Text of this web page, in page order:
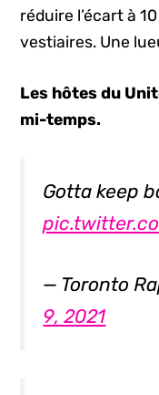
réduire l’écart à
vestiaires. Une
Les hôtes du
mi-temps.
Gotta keep
— Toronto
9, 2021